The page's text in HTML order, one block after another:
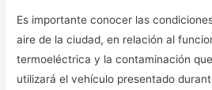
Es importante conocer las
aire de la ciudad, en relación al
termoeléctrica y la contaminación
utilizará el vehículo presentado